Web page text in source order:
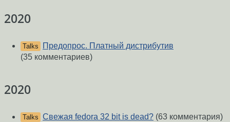
2020
Talks
Предопрос. Платный дистрибутив
(35 комментариев)
2020
Talks Свежая fedora 32 bit is dead? (63 комментария)